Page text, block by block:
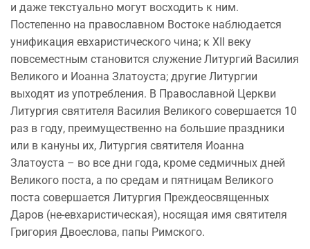
и даже текстуально могут восходить к ним.
Постепенно на православном Востоке наблюдается
унификация евхаристического чина; к XII веку
повсеместным становится служение Литургий Василия
Великого и Иоанна Златоуста; другие Литургии
выходят из употребления. В Православной Церкви
Литургия святителя Василия Великого совершается 10
раз в году, преимущественно на большие праздники
или в кануны их, Литургия святителя Иоанна
Златоуста – во все дни года, кроме седмичных дней
Великого поста, а по средам и пятницам Великого
поста совершается Литургия Преждеосвященных
Даров (не-евхаристическая), носящая имя святителя
Григория Двоеслова, папы Римского.